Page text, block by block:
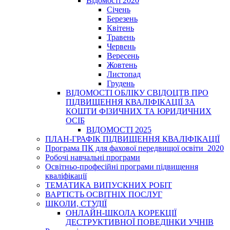
Січень
Березень
Квітень
Травень
Червень
Вересень
Жовтень
Листопад
Грудень
ВІДОМОСТІ ОБЛІКУ СВІДОЦТВ ПРО
ПІДВИЩЕННЯ КВАЛІФІКАЦІЇ ЗА
КОШТИ ФІЗИЧНИХ ТА ЮРИДИЧНИХ
ОСІБ
ВІДОМОСТІ 2025
ПЛАН-ГРАФІК ПІДВИЩЕННЯ КВАЛІФІКАЦІЇ
Програма ПК для фахової передвищої освіти_2020
Робочі навчальні програми
Освітньо-професійні програми підвищення
кваліфікації
ТЕМАТИКА ВИПУСКНИХ РОБІТ
ВАРТІСТЬ ОСВІТНІХ ПОСЛУГ
ШКОЛИ, СТУДІЇ
ОНЛАЙН-ШКОЛА КОРЕКЦІЇ
ДЕСТРУКТИВНОЇ ПОВЕДІНКИ УЧНІВ